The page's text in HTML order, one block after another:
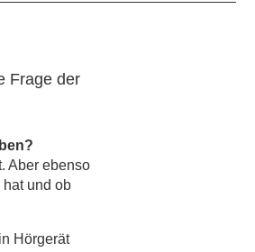
Frage der
Aber ebenso
und ob
Hörgerät